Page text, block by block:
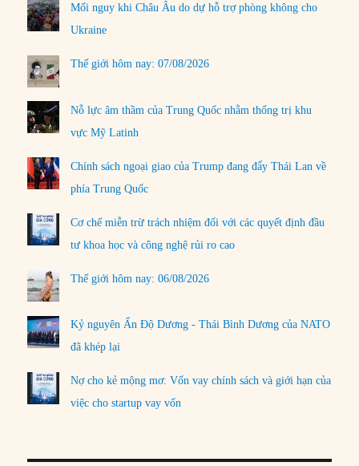
Mối nguy khi Châu Âu do dự hỗ trợ phòng không cho
Ukraine
Thế giới hôm nay: 07/08/2026
Nỗ lực âm thầm của Trung Quốc nhằm thống trị khu
vực Mỹ Latinh
Chính sách ngoại giao của Trump đang đẩy Thái Lan về
phía Trung Quốc
Cơ chế miễn trừ trách nhiệm đối với các quyết định đầu
tư khoa học và công nghệ rủi ro cao
Thế giới hôm nay: 06/08/2026
Kỷ nguyên Ấn Độ Dương - Thái Bình Dương của NATO
đã khép lại
Nợ cho kẻ mộng mơ: Vốn vay chính sách và giới hạn của
việc cho startup vay vốn